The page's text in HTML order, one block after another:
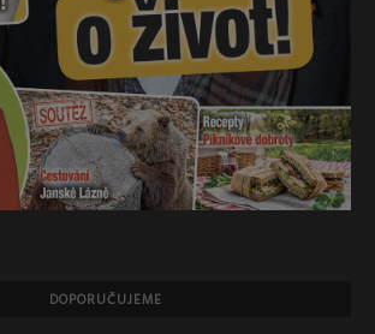
DOPORUČUJEME